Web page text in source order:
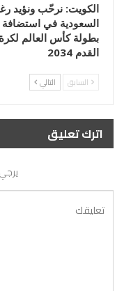
الكويت: نرحّب ونؤيد
السعودية في استضافة
بطولة كأس العالم لكرة
القدم 2034
السابق التالي
اترك تعليق